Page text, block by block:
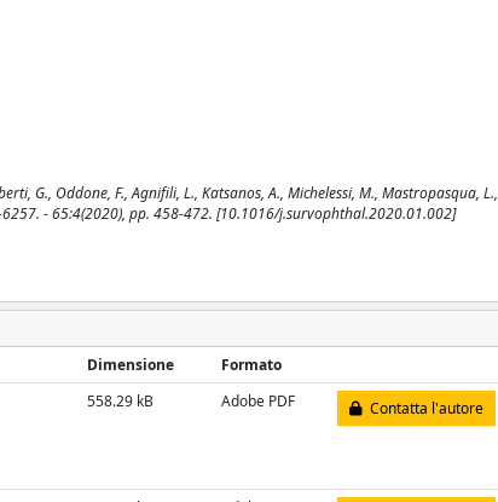
G., Oddone, F., Agnifili, L., Katsanos, A., Michelessi, M., Mastropasqua, L.,
6257. - 65:4(2020), pp. 458-472. [10.1016/j.survophthal.2020.01.002]
Dimensione
Formato
558.29 kB Adobe PDF Contatta l'autore